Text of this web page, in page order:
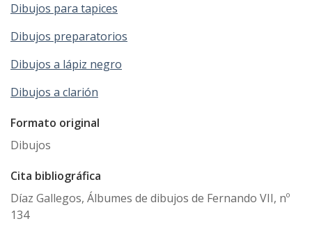
Dibujos para tapices
Dibujos preparatorios
Dibujos a lápiz negro
Dibujos a clarión
Formato original
Dibujos
Cita bibliográfica
Díaz Gallegos, Álbumes de dibujos de Fernando VII, nº
134